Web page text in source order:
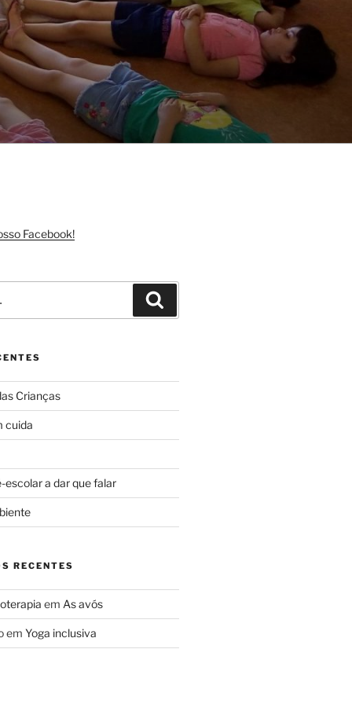
Facebook!
Crianças
cuida
escolar a dar que falar
RECENTES
em As avós
em Yoga inclusiva